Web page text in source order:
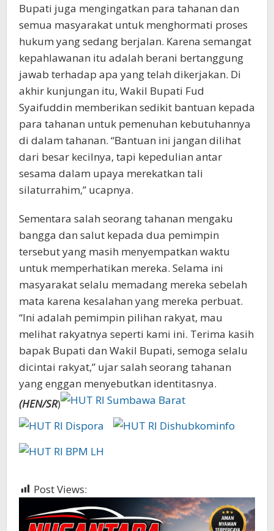
Bupati juga mengingatkan para tahanan dan
semua masyarakat untuk menghormati proses
hukum yang sedang berjalan. Karena semangat
kepahlawanan itu adalah berani bertanggung
jawab terhadap apa yang telah dikerjakan. Di
akhir kunjungan itu, Wakil Bupati Fud
Syaifuddin memberikan sedikit bantuan kepada
para tahanan untuk pemenuhan kebutuhannya
di dalam tahanan. “Bantuan ini jangan dilihat
dari besar kecilnya, tapi kepedulian antar
sesama dalam upaya merekatkan tali
silaturrahim,” ucapnya.
Sementara salah seorang tahanan mengaku
bangga dan salut kepada dua pemimpin
tersebut yang masih menyempatkan waktu
untuk memperhatikan mereka. Selama ini
masyarakat selalu memadang mereka sebelah
mata karena kesalahan yang mereka perbuat.
“Ini adalah pemimpin pilihan rakyat, mau
melihat rakyatnya seperti kami ini. Terima kasih
bapak Bupati dan Wakil Bupati, semoga selalu
dicintai rakyat,” ujar salah seorang tahanan
yang enggan menyebutkan identitasnya.
(HEN/SR)
Post Views: